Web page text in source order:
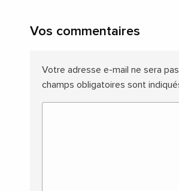
Vos commentaires
Votre adresse e-mail ne sera
champs obligatoires sont